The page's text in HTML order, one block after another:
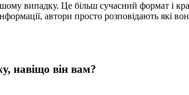
випадку. Це більш сучасний формат і
автори просто розповідають які
навіщо він вам?